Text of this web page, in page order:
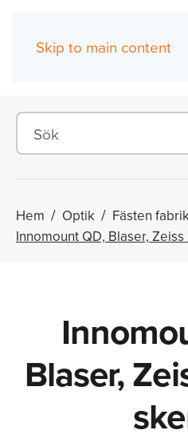
Skip to main content
Hem Optik Fästen
Innomount QD, Blaser,
Blaser,